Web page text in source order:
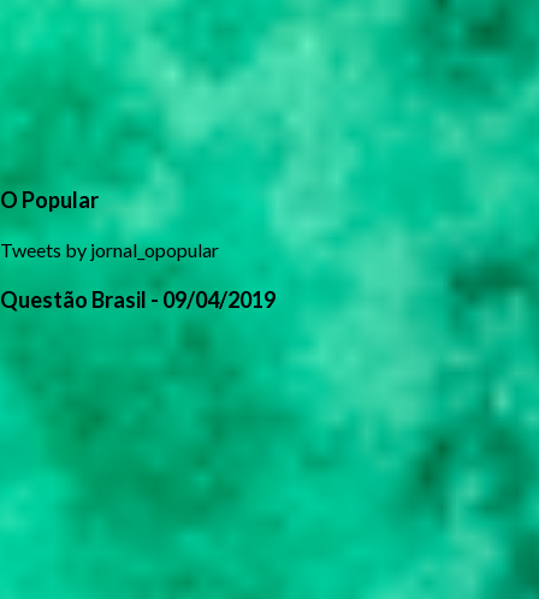
O Popular
Tweets by jornal_opopular
Questão Brasil - 09/04/2019